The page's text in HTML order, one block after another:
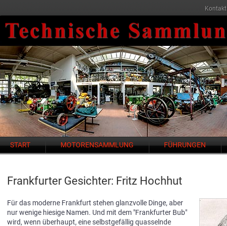
Kontakt
Navigation
START MOTORENSAMMLUNG FÜHRUNGEN
Frankfurter Gesichter: Fritz Hochhut
Für das moderne Frankfurt stehen glanzvolle Dinge, aber
nur wenige hiesige Namen. Und mit dem "Frankfurter Bub"
wird, wenn überhaupt, eine selbstgefällig quasselnde